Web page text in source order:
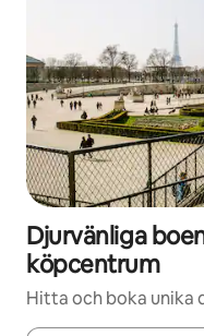
Djurvänliga
köpcentrum
Hitta och boka unika